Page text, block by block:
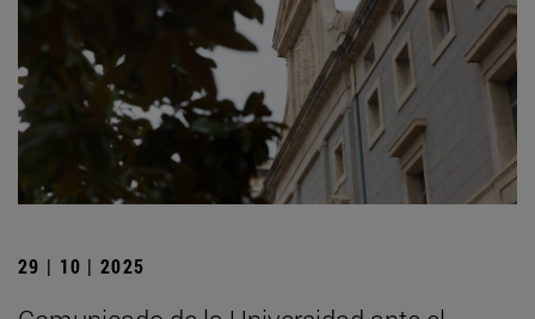
29 | 10 | 2025